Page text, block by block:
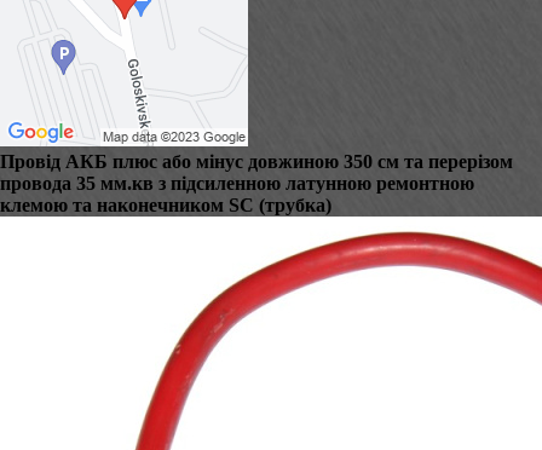
Провід АКБ плюс або мінус довжиною 350 см та перерізом
провода 35 мм.кв з підсиленною латунною ремонтною
клемою та наконечником SC (трубка)